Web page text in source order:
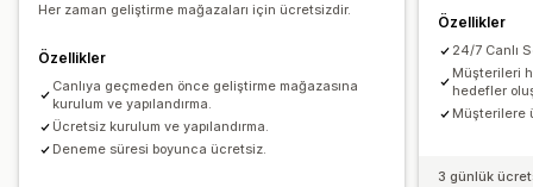
Her zaman geliştirme mağazaları için ücretsizdir.
Özellikler
Canlıya geçmeden önce geliştirme mağazasına
kurulum ve yapılandırma.
Ücretsiz kurulum ve yapılandırma.
Deneme süresi boyunca ücretsiz.
Özellikler
24/7 Canlı
Müşterileri
hedefler
Müşterilere
3 günlük